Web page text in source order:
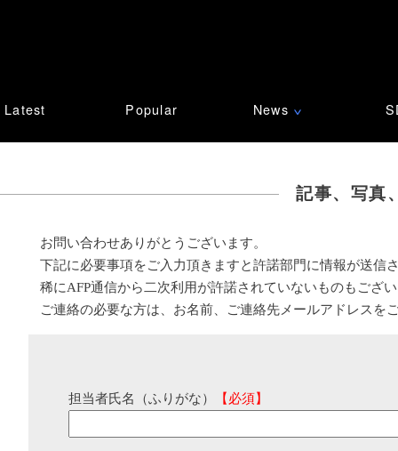
Latest Popular News ∨
記事、写真
お問い合わせありがとうございます。
下記に必要事項をご入力頂きますと許諾部門に情報が送信
稀にAFP通信から二次利用が許諾されていないものもござ
ご連絡の必要な方は、お名前、ご連絡先メールアドレスを
担当者氏名（ふりがな） 【必須】